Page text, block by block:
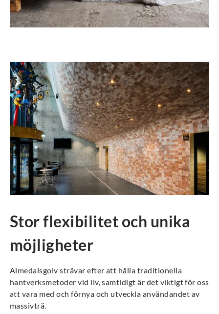
Stor flexibilitet och unika
möjligheter
Almedalsgolv strävar efter att hålla traditionella
hantverksmetoder vid liv, samtidigt är det viktigt för oss
att vara med och förnya och utveckla användandet av
massivträ.